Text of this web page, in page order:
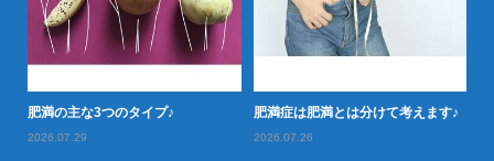
肥満の主な3つのタイプ♪
2026.07.29
肥満症は肥満とは分けて考えます♪
2026.07.26